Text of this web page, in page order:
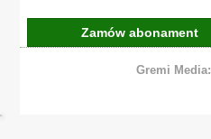
Zamów abonament
Gremi Media: